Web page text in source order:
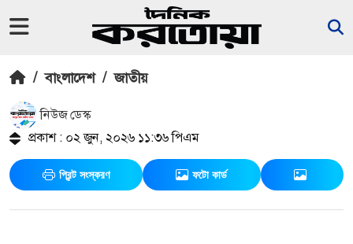
/ বাংলাদেশ / জাতীয়
নিউজ ডেস্ক
প্রকাশ : ০২ জুন, ২০২৬ ১১:৩৬ পিএম
প্রিন্ট সংস্করণ ফটো কার্ড